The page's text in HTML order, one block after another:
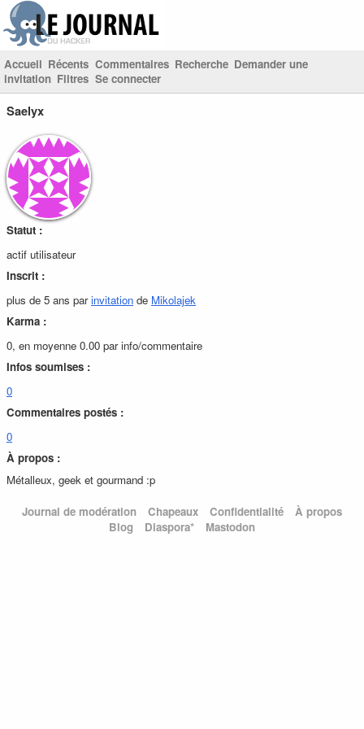
Accueil Récents Commentaires Recherche Demander une
invitation Filtres Se connecter
Saelyx
Statut :
actif utilisateur
Inscrit :
plus de 5 ans parinvitation de Mikolajek
Karma :
0, en moyenne 0.00 par info/commentaire
Infos soumises :
0
Commentaires postés :
0
À propos :
Métalleux, geek et gourmand :p
Journal de modération Chapeaux Confidentialité
À propos
Blog
Diaspora* Mastodon